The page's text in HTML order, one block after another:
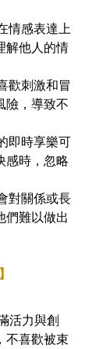
情感表達上
解他人的情
歡刺激和冒
險，導致不
即時享樂可
感時，忽略
對關係或長
們難以做出
活力與創
不喜歡被束